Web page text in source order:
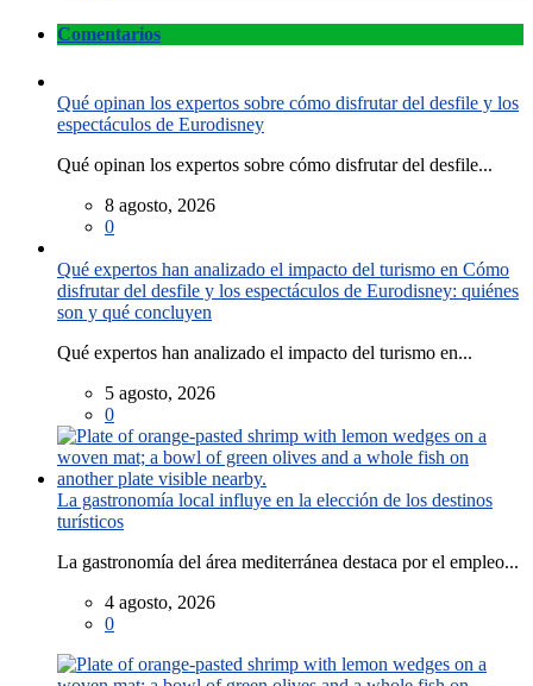
Comentarios
Qué opinan los expertos sobre cómo disfrutar del desfile y los
espectáculos de Eurodisney
Qué opinan los expertos sobre cómo disfrutar del desfile...
8 agosto, 2026
0
Qué expertos han analizado el impacto del turismo en Cómo
disfrutar del desfile y los espectáculos de Eurodisney: quiénes
son y qué concluyen
Qué expertos han analizado el impacto del turismo en...
5 agosto, 2026
0
La gastronomía local influye en la elección de los destinos
turísticos
La gastronomía del área mediterránea destaca por el empleo...
4 agosto, 2026
0